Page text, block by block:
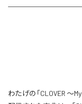
わたげの「CLOVER ～